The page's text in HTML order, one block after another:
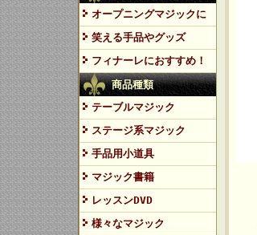
オープニングマジックに
笑える手品やグッズ
フィナーレにおすすめ！
商品種類
テーブルマジック
ステージ系マジック
手品用小道具
マジック書籍
レッスンDVD
様々なマジック